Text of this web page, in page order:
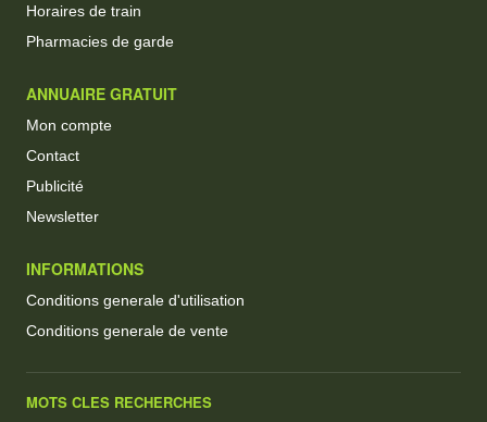
Horaires de train
Pharmacies de garde
ANNUAIRE GRATUIT
Mon compte
Contact
Publicité
Newsletter
INFORMATIONS
Conditions generale d'utilisation
Conditions generale de vente
MOTS CLES RECHERCHES